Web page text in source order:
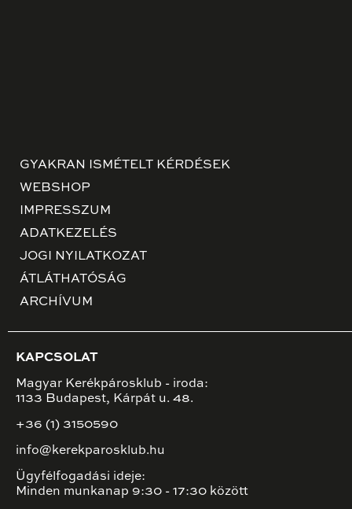
GYAKRAN ISMÉTELT KÉRDÉSEK
WEBSHOP
IMPRESSZUM
ADATKEZELÉS
JOGI NYILATKOZAT
ÁTLÁTHATÓSÁG
ARCHÍVUM
KAPCSOLAT
Magyar Kerékpárosklub - iroda:
1133 Budapest, Kárpát u. 48.
+36 (1) 3150590
info@kerekparosklub.hu
Ügyfélfogadási ideje:
Minden munkanap 9:30 - 17:30 között